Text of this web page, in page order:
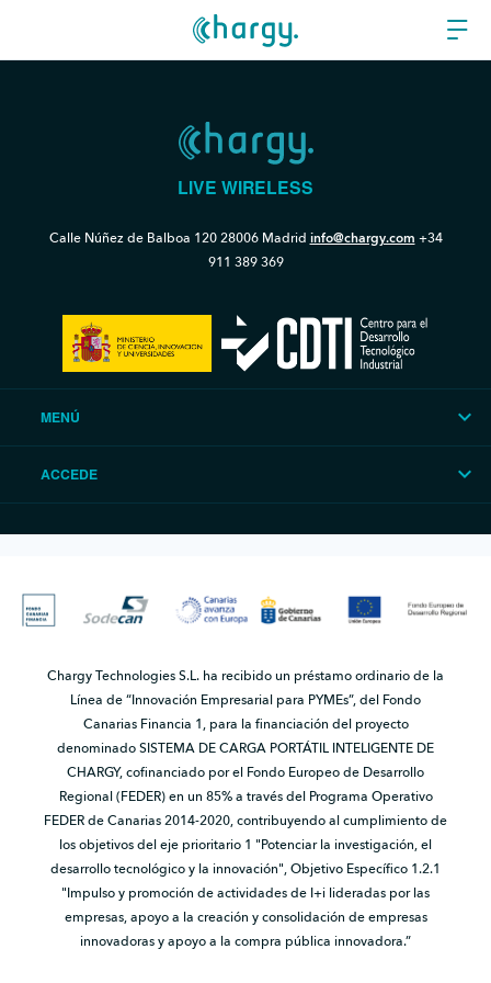
LIVE WIRELESS
Calle Núñez de Balboa 12028006 Madrid info@chargy.com +34
911 389 369
MENÚ
ACCEDE
Chargy Technologies S.L. ha recibido un préstamo ordinario de la
Línea de “Innovación Empresarial para PYMEs”, del Fondo
Canarias Financia 1, para la financiación del proyecto
denominado SISTEMA DE CARGA PORTÁTIL INTELIGENTE DE
CHARGY, cofinanciado por el Fondo Europeo de Desarrollo
Regional (FEDER) en un 85% a través del Programa Operativo
FEDER de Canarias 2014-2020, contribuyendo al cumplimiento de
los objetivos del eje prioritario 1 "Potenciar la investigación, el
desarrollo tecnológico y la innovación", Objetivo Específico 1.2.1
"Impulso y promoción de actividades de I+i lideradas por las
empresas, apoyo a la creación y consolidación de empresas
innovadoras y apoyo a la compra pública innovadora.”